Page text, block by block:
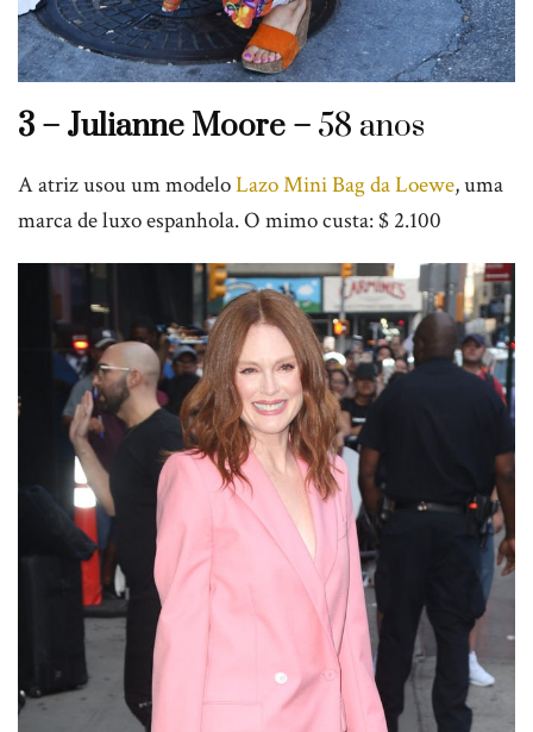
3 – Julianne Moore – 58 anos
A atriz usou um modeloLazo Mini Bag da Loewe, uma
marca de luxo espanhola. O mimo custa: $ 2.100